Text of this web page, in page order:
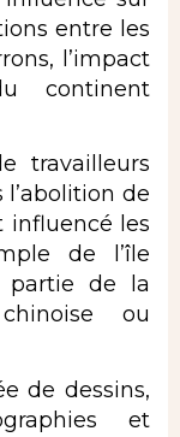
entre les
l’impact
continent
travailleurs
l’abolition de
influencé les
de l’île
partie de la
ou
de dessins,
et